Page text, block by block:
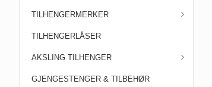
TILHENGERMERKER
TILHENGERLÅSER
AKSLING TILHENGER
GJENGESTENGER & TILBEHØR